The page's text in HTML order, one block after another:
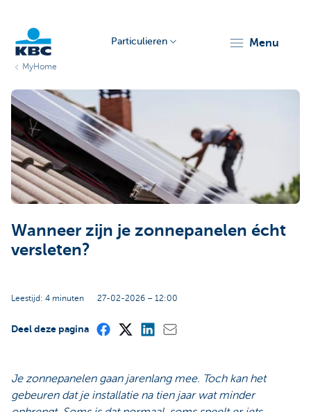
Particulieren
Particulieren menu
MyHome
Wanneer zijn je zonnepanelen écht
versleten?
Leestijd: 4 minuten 27-02-2026 – 12:00
Deel deze pagina
Je zonnepanelen gaan jarenlang mee. Toch kan het
gebeuren dat je installatie na tien jaar wat minder